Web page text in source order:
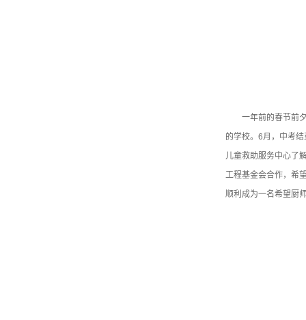
一年前的春节前
的学校。6月，中考
儿童救助服务中心了
工程基金会合作，希
顺利成为一名希望厨